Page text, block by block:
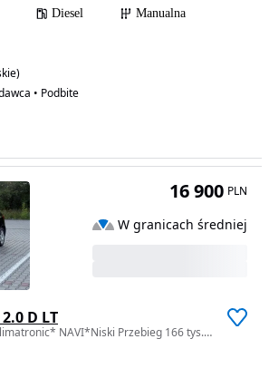
Diesel
Manualna
• Podbite
D LT
1998 cm3 • 163 KM • Klimatronic* NAVI*Niski Przebieg 166 tys.*Z Niemiec
16 900 PLN
W granicach średniej